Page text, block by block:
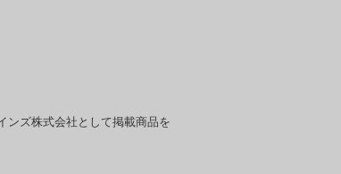
ンズ株式会社として掲載商品を